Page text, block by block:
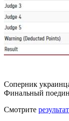
Соперник
Финальный
Смотрите